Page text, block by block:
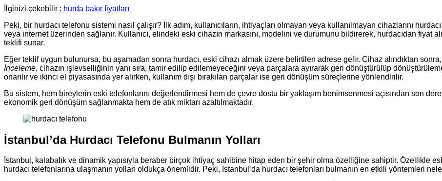
İlginizi çekebilir : hurda bakır fiyatları
Peki, bir hurdacı telefonu sistemi nasıl çalışır? İlk adım, kullanıcıların, ihtiyaçları olmayan veya kullanılmayan cihazlarını
veya internet üzerinden sağlanır. Kullanıcı, elindeki eski cihazın markasını, modelini ve durumunu bildirerek, hurdacıdan fiyat
teklifi sunar.
Eğer teklif uygun bulunursa, bu aşamadan sonra hurdacı, eski cihazı almak üzere belirtilen adrese gelir. Cihaz alındıktan
İnceleme, cihazın işlevselliğinin yanı sıra, tamir edilip edilemeyeceğini veya parçalara ayırarak geri dönüştürülüp
onarılır ve ikinci el piyasasında yer alırken, kullanım dışı bırakılan parçalar ise geri dönüşüm süreçlerine yönlendirilir.
Bu sistem, hem bireylerin eski telefonlarını değerlendirmesi hem de çevre dostu bir yaklaşım benimsenmesi açısından son
ekonomik geri dönüşüm sağlanmakta hem de atık miktarı azaltılmaktadır.
İstanbul’da Hurdacı Telefonu Bulmanın Yolları
İstanbul, kalabalık ve dinamik yapısıyla beraber birçok ihtiyaç sahibine hitap eden bir şehir olma özelliğine sahiptir. Özellikle
hurdacı telefonlarına ulaşmanın yolları oldukça önemlidir. Peki, İstanbul’da hurdacı telefonları bulmanın en etkili yöntemleri